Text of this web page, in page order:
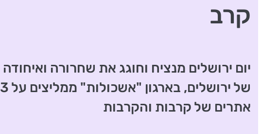
קרב
יום ירושלים מנציח וחוגג את שחרורה ואיחודה
של ירושלים, בארגון "אשכולות" ממליצים על 3
אתרים של קרבות והקרבות